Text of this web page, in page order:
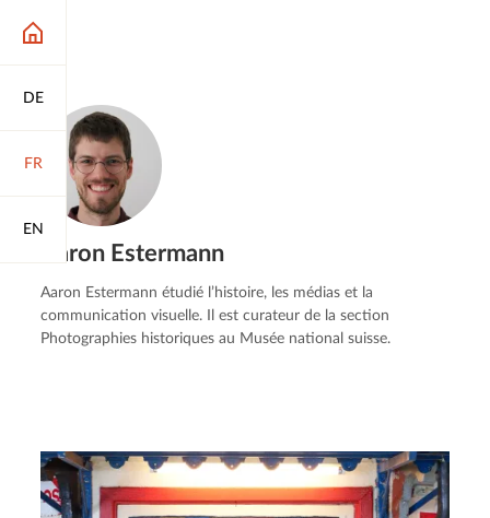
DE
FR
EN
Aaron Estermann
Aaron Estermann étudié l’histoire, les médias et la
communication visuelle. Il est curateur de la section
Photographies historiques au Musée national suisse.